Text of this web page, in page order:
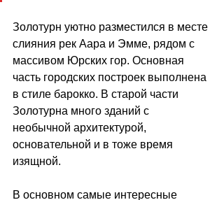
Золотурн уютно разместился в месте
слияния рек Аара и Эмме, рядом с
массивом Юрских гор. Основная
часть городских построек выполнена
в стиле барокко. В cтарой части
Золотурна много зданий с
необычной архитектурой,
основательной и в тоже время
изящной.
В основном самые интересные